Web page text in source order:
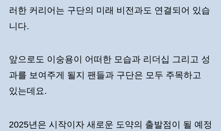
러한 커리어는 구단의 미래 비전과도 연결되어 있습
니다.
앞으로도 이숭용이 어떠한 모습과 리더십 그리고 성
과를 보여주게 될지 팬들과 구단은 모두 주목하고
있는데요.
2025년은 시작이자 새로운 도약의 출발점이 될 예정